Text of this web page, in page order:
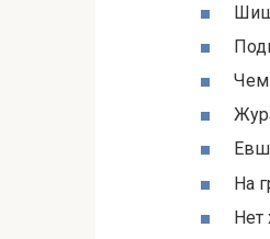
Чем
На
Нет